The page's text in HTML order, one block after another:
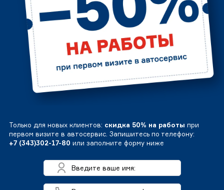
Только для новых клиентов: скидка 50% на работы при
первом визите в автосервис. Запишитесь по телефону:
+7 (343)302-17-80 или заполните форму ниже